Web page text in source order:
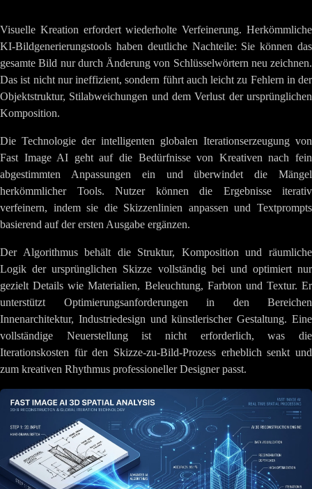
Visuelle Kreation erfordert wiederholte Verfeinerung. Herkömmliche
KI-Bildgenerierungstools haben deutliche Nachteile: Sie können das
gesamte Bild nur durch Änderung von Schlüsselwörtern neu zeichnen.
Das ist nicht nur ineffizient, sondern führt auch leicht zu Fehlern in der
Objektstruktur, Stilabweichungen und dem Verlust der ursprünglichen
Komposition.
Die Technologie der intelligenten globalen Iterationserzeugung von
Fast Image AI geht auf die Bedürfnisse von Kreativen nach fein
abgestimmten Anpassungen ein und überwindet die Mängel
herkömmlicher Tools. Nutzer können die Ergebnisse iterativ
verfeinern, indem sie die Skizzenlinien anpassen und Textprompts
basierend auf der ersten Ausgabe ergänzen.
Der Algorithmus behält die Struktur, Komposition und räumliche
Logik der ursprünglichen Skizze vollständig bei und optimiert nur
gezielt Details wie Materialien, Beleuchtung, Farbton und Textur. Er
unterstützt Optimierungsanforderungen in den Bereichen
Innenarchitektur, Industriedesign und künstlerischer Gestaltung. Eine
vollständige Neuerstellung ist nicht erforderlich, was die
Iterationskosten für den Skizze-zu-Bild-Prozess erheblich senkt und
zum kreativen Rhythmus professioneller Designer passt.